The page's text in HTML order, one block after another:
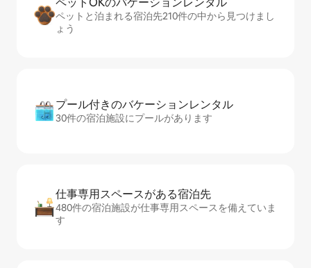
ペットと泊まれる宿泊先210件の中から見つけまし
ょう
プール付きのバ⁠ケ⁠ー⁠シ⁠ョ⁠ンレ⁠ン⁠タ⁠ル
30件の宿泊施設にプールがあります
仕事専用ス⁠ペ⁠ー⁠スがあ⁠る宿⁠泊⁠先
480件の宿泊施設が仕事専用スペースを備えていま
す